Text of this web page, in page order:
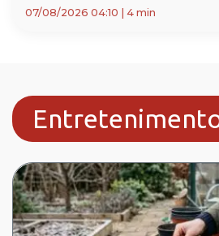
07/08/2026 04:10 4 min